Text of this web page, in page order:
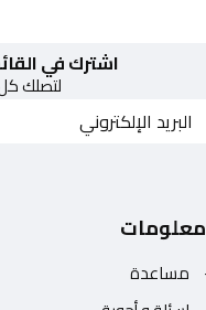
اشترك في
لتصلك
معلومات
مساعدة